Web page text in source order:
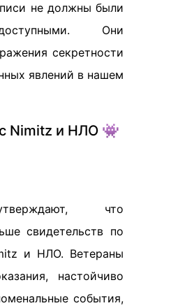
не должны были
Они
секретности
явлений в нашем
Nimitz и НЛО 👾
что
свидетельств по
и НЛО. Ветераны
настойчиво
события,